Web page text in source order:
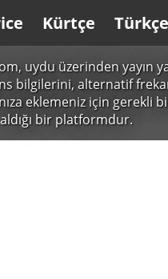
Kürtçe Türkçe
uydu üzerinden yayın
bilgilerini, alternatif
eklemeniz için gerekli
aldığı bir platformdur.